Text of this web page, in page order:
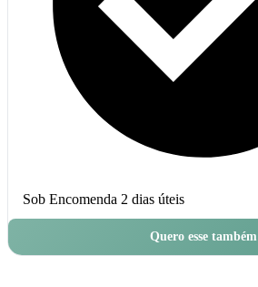
Sob Encomenda 2 dias úteis
Quero esse também